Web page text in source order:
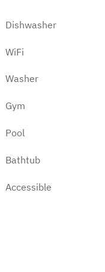
Dishwasher
WiFi
Washer
Gym
Pool
Bathtub
Accessible